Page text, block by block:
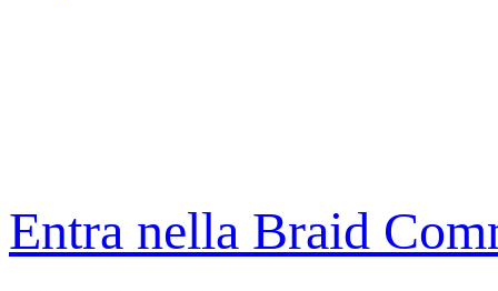
Entra nella Braid